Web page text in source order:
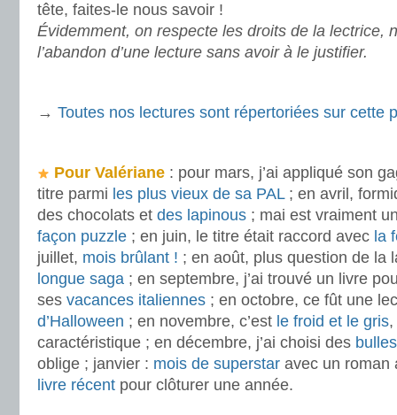
tête, faites-le nous savoir !
Évidemment, on respecte les droits de la lectrice,
l’abandon d’une lecture sans avoir à le justifier.
→ Toutes nos lectures sont répertoriées sur cette
Pour Valériane: pour mars, j’ai appliqué son
titre parmi les plus vieux de sa PAL; en avril,
des chocolats et des lapinous ; mai est vraiment
façon puzzle ; en juin, le titre était raccord avec la
juillet, mois brûlant ! ; en août, plus question de la
longue saga ; en septembre, j’ai trouvé un livre
ses vacances italiennes ; en octobre, ce fût une
d’Halloween ; en novembre, c’est le froid et le gris
caractéristique ; en décembre, j’ai choisi des
oblige ; janvier : mois de superstar avec un roman
livre récent pour clôturer une année.